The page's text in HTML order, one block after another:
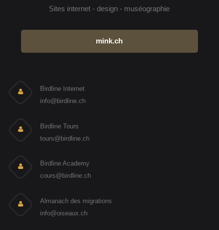
Sites internet - design - muséographie
mink.ch
Birdline Internet
info@birdline.ch
Birdline Tours
tours@birdline.ch
Birdline Academy
cours@birdline.ch
Almanach des migrations
info@oiseaux.ch